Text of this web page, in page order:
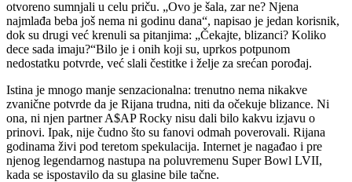
otvoreno sumnjali u celu priču. „Ovo je šala, zar ne? Njena
najmlađa beba još nema ni godinu dana“, napisao je jedan korisnik,
dok su drugi već krenuli sa pitanjima: „Čekajte, blizanci? Koliko
dece sada imaju?“Bilo je i onih koji su, uprkos potpunom
nedostatku potvrde, već slali čestitke i želje za srećan porođaj.
Istina je mnogo manje senzacionalna: trenutno nema nikakve
zvanične potvrde da je Rijana trudna, niti da očekuje blizance. Ni
ona, ni njen partner A$AP Rocky nisu dali bilo kakvu izjavu o
prinovi. Ipak, nije čudno što su fanovi odmah poverovali. Rijana
godinama živi pod teretom spekulacija. Internet je nagađao i pre
njenog legendarnog nastupa na poluvremenu Super Bowl LVII,
kada se ispostavilo da su glasine bile tačne.